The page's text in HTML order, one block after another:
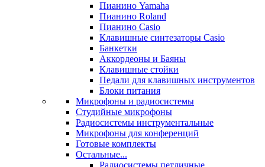
Пианино Yamaha
Пианино Roland
Пианино Casio
Клавишные синтезаторы Casio
Банкетки
Аккордеоны и Баяны
Клавишные стойки
Педали для клавишных инструментов
Блоки питания
Микрофоны и радиосистемы
Студийные микрофоны
Радиосистемы инструментальные
Микрофоны для конференций
Готовые комплекты
Остальные...
Радиосистемы петличные